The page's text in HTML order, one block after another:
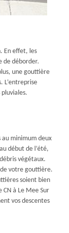
En effet, les
de déborder.
une gouttière
L’entreprise
au minimum deux
début de l’été,
végétaux.
votre gouttière.
soient bien
à Le Mee Sur
vos descentes